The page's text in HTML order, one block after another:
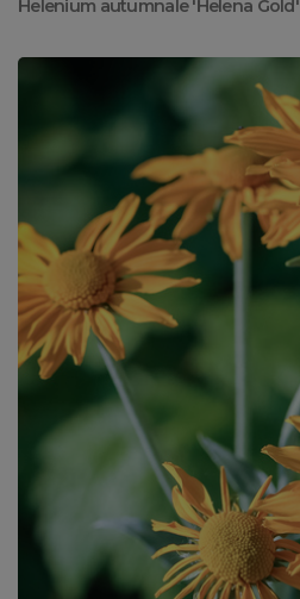
Helenium autumnale 'Helena Gold'